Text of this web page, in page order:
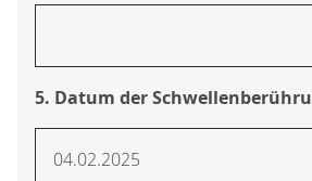
5. Datum der
04.02.2025